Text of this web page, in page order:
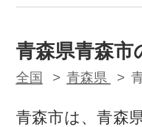
青森県青森市
全国 青森県
青森市は、青森